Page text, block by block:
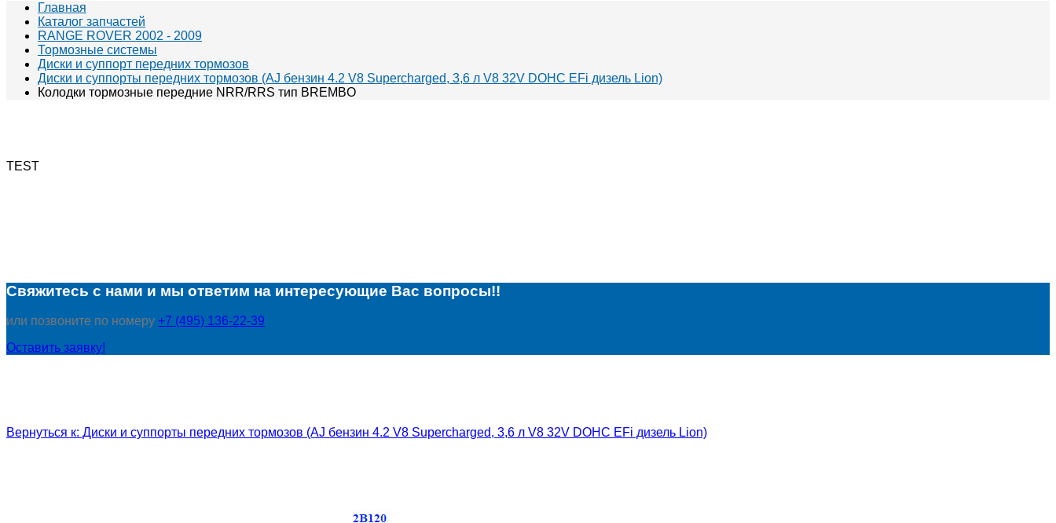
Главная
Каталог запчастей
RANGE ROVER 2002 - 2009
Тормозные системы
Диски и суппорт передних тормозов
Диски и суппорты передних тормозов (AJ бензин 4.2 V8 Supercharged, 3,6 л V8 32V DOHC EFi дизель Lion)
Колодки тормозные передние NRR/RRS тип BREMBO
TEST
Свяжитесь с нами и мы ответим на интересующие Вас вопросы!!
или позвоните по номеру +7 (495) 136-22-39
Оставить заявку!
Вернуться к: Диски и суппорты передних тормозов (AJ бензин 4.2 V8 Supercharged, 3,6 л V8 32V DOHC EFi дизель Lion)